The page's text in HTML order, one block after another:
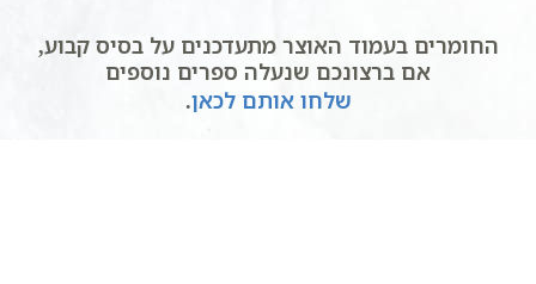
החומרים בעמוד האוצר מתעדכנים על בסיס קבוע,
אם ברצונכם שנעלה ספרים נוספים
שלחו אותם לכאן.